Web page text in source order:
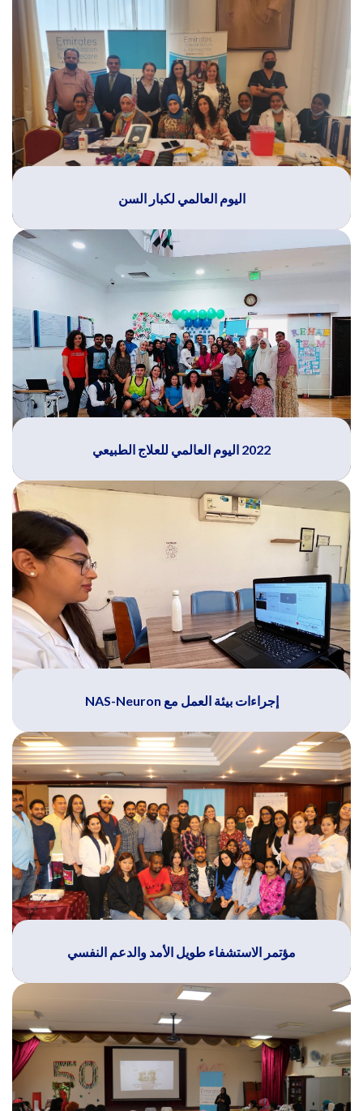
اليوم العالمي لكبار السن
2022 اليوم العالمي للعلاج الطبيعي
إجراءات بيئة العمل مع NAS-Neuron
مؤتمر الاستشفاء طويل الأمد والدعم النفسي